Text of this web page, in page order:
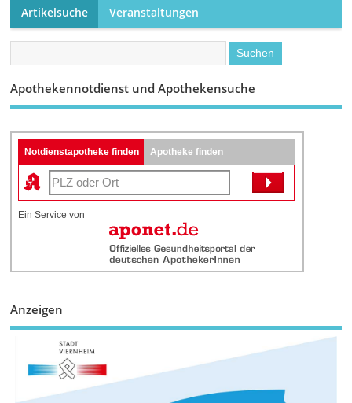
Artikelsuche Veranstaltungen
Apothekennotdienst und Apothekensuche
Notdienstapotheke finden Apotheke finden
Ein Service von
Anzeigen